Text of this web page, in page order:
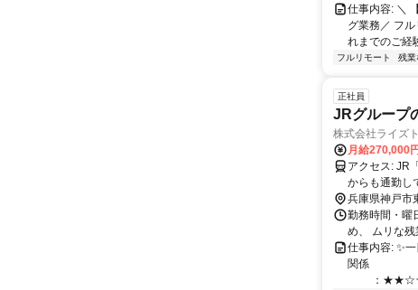
仕事内容: ＼
グ業務／ フ
れまでのご経
フルリモート 残業
正社員
JRグループ
株式会社ライズ
月給270,000
アクセス: JR「住吉」駅より徒歩10分 ※転勤なし ※U・Iターン歓迎 ✨️下記エリア
からも通勤し
【兵庫県】西
島駅・千里中
兵庫県神戸市
勤務時間・曜
め、 ムリな残
仕事内容: ✨
関係 ：
：★★☆☆☆